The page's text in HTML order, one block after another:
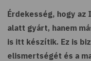
Érdekesség, hogy az
alatt gyárt, hanem
is itt készítik. Ez is
elismertségét és a